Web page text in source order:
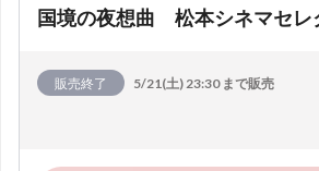
国境の夜想曲 松本シネマセレ
販売終了 5/21(土) 23:30 まで販売